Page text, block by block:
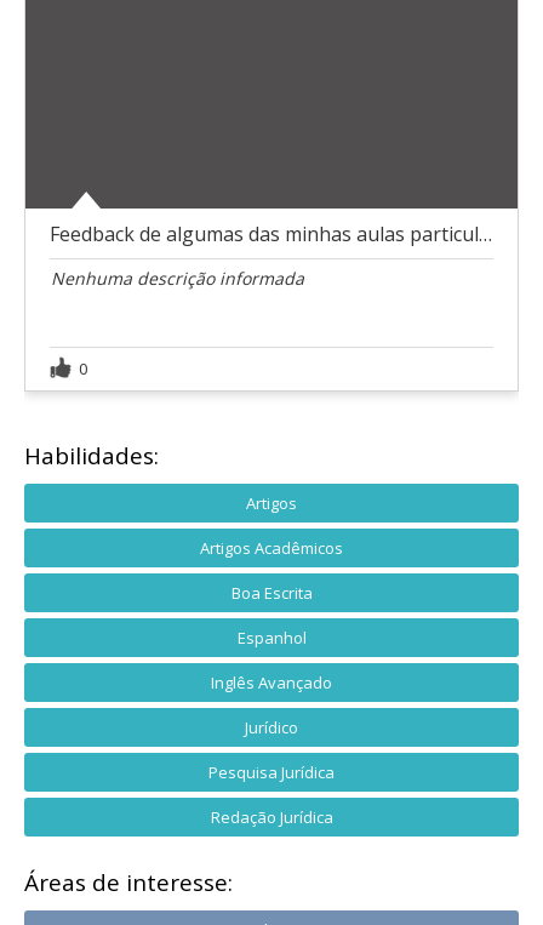
Feedback de algumas das minhas aulas particulares
Nenhuma descrição informada
0
Habilidades:
Artigos
Artigos Acadêmicos
Boa Escrita
Espanhol
Inglês Avançado
Jurídico
Pesquisa Jurídica
Redação Jurídica
Áreas de interesse: